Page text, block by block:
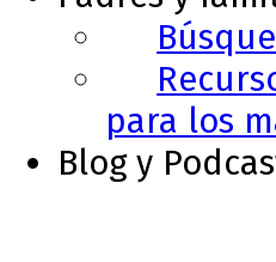
para los
Blog y